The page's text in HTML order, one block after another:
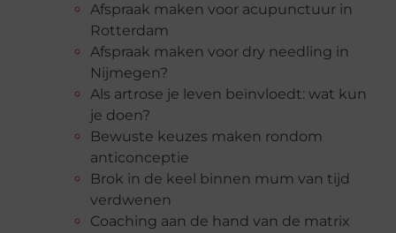
Afspraak maken voor acupunctuur in
Rotterdam
Afspraak maken voor dry needling in
Nijmegen?
Als artrose je leven beïnvloedt: wat kun
je doen?
Bewuste keuzes maken rondom
anticonceptie
Brok in de keel binnen mum van tijd
verdwenen
Coaching aan de hand van de matrix